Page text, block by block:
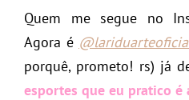
Quem me segue no
Agora é
porquê, prometo! rs) já
esportes que eu pratico é